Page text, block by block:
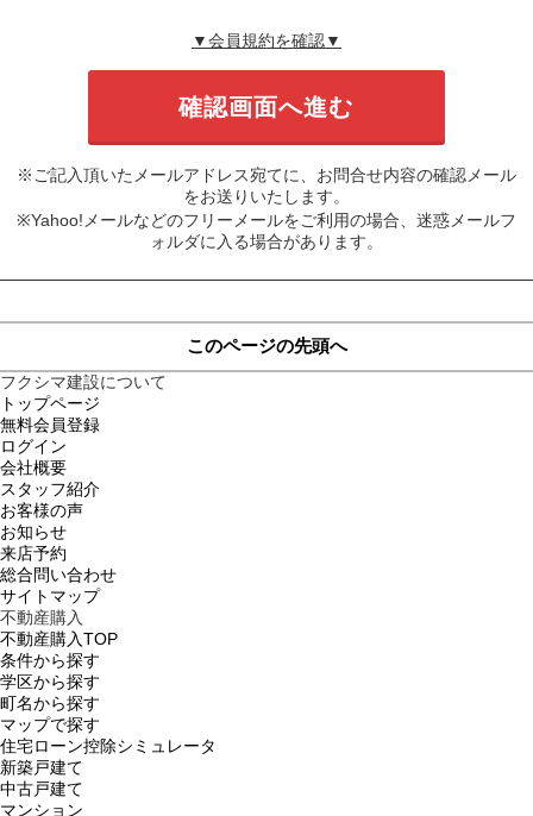
▼会員規約を確認▼
※ご記入頂いたメールアドレス宛てに、お問合せ内容の確認メール
をお送りいたします。
※Yahoo!メールなどのフリーメールをご利用の場合、迷惑メールフ
ォルダに入る場合があります。
このページの先頭へ
フクシマ建設について
トップページ
無料会員登録
ログイン
会社概要
スタッフ紹介
お客様の声
お知らせ
来店予約
総合問い合わせ
サイトマップ
不動産購入
不動産購入TOP
条件から探す
学区から探す
町名から探す
マップで探す
住宅ローン控除シミュレータ
新築戸建て
中古戸建て
マンション